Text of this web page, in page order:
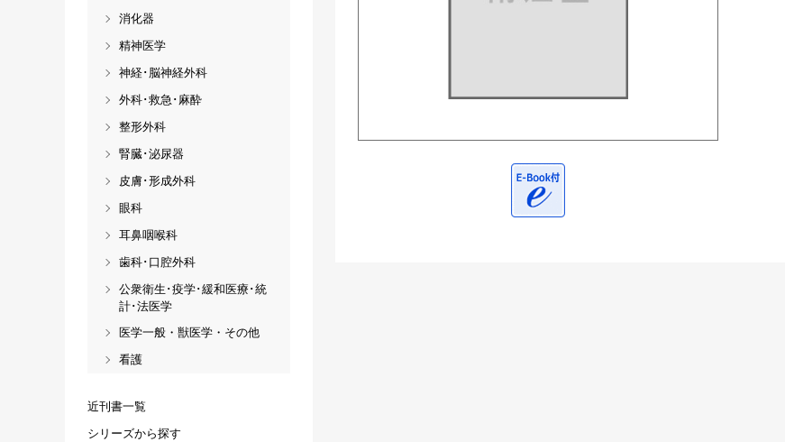
消化器
精神医学
神経･脳神経外科
外科･救急･麻酔
整形外科
腎臓･泌尿器
皮膚･形成外科
眼科
耳鼻咽喉科
歯科･口腔外科
公衆衛生･疫学･緩和医療･統
計･法医学
医学一般・獣医学・その他
看護
近刊書一覧
シリーズから探す